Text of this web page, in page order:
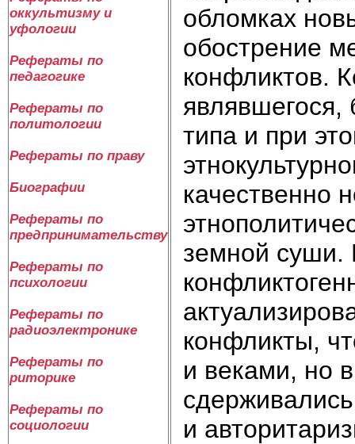
оккультизму и
уфологии
Рефераты по
педагогике
Рефераты по
политологии
Рефераты по праву
Биографии
Рефераты по
предпринимательству
Рефераты по
психологии
Рефераты по
радиоэлектронике
Рефераты по
риторике
Рефераты по
социологии
обломках
обострение
конфликтов.
являвшегося,
типа и при
качественно
земной суши.
конфликты,
и веками, но
и